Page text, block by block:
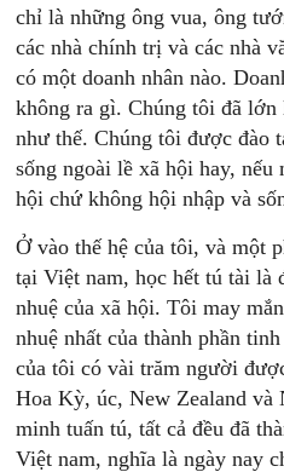
chỉ là những ông vua, ông
các nhà chính trị và các nhà
có một doanh nhân nào.
không ra gì. Chúng tôi đã
như thế. Chúng tôi được đào
sống ngoài lề xã hội hay, nếu
hội chứ không hội nhập và
Ở vào thế hệ của tôi, và một
tại Việt nam, học hết tú tài là
nhuệ của xã hội. Tôi may
nhuệ nhất của thành phần
của tôi có vài trăm người
Hoa Kỳ, úc, New Zealand và
minh tuấn tú, tất cả đều đã
Việt nam, nghĩa là ngày nay